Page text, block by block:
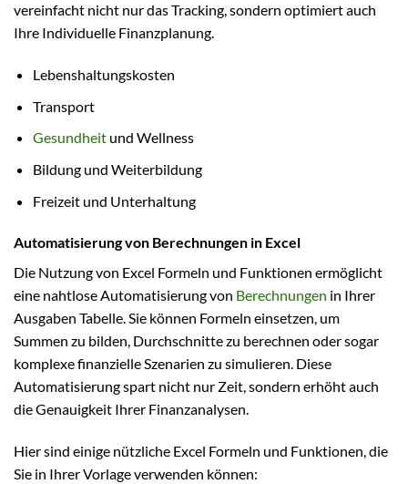
vereinfacht nicht nur das Tracking, sondern optimiert auch
Ihre Individuelle Finanzplanung.
Lebenshaltungskosten
Transport
Gesundheitund Wellness
Bildung und Weiterbildung
Freizeit und Unterhaltung
Automatisierung von Berechnungen in Excel
Die Nutzung von Excel Formeln und Funktionen ermöglicht
eine nahtlose Automatisierung von Berechnungen in Ihrer
Ausgaben Tabelle. Sie können Formeln einsetzen, um
Summen zu bilden, Durchschnitte zu berechnen oder sogar
komplexe finanzielle Szenarien zu simulieren. Diese
Automatisierung spart nicht nur Zeit, sondern erhöht auch
die Genauigkeit Ihrer Finanzanalysen.
Hier sind einige nützliche Excel Formeln und Funktionen, die
Sie in Ihrer Vorlage verwenden können: